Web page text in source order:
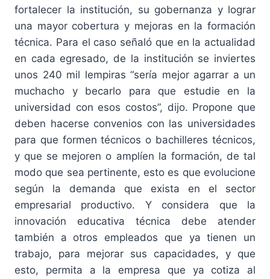
fortalecer la institución, su gobernanza y lograr
una mayor cobertura y mejoras en la formación
técnica. Para el caso señaló que en la actualidad
en cada egresado, de la institución se inviertes
unos 240 mil lempiras “sería mejor agarrar a un
muchacho y becarlo para que estudie en la
universidad con esos costos”, dijo. Propone que
deben hacerse convenios con las universidades
para que formen técnicos o bachilleres técnicos,
y que se mejoren o amplíen la formación, de tal
modo que sea pertinente, esto es que evolucione
según la demanda que exista en el sector
empresarial productivo. Y considera que la
innovación educativa técnica debe atender
también a otros empleados que ya tienen un
trabajo, para mejorar sus capacidades, y que
esto, permita a la empresa que ya cotiza al